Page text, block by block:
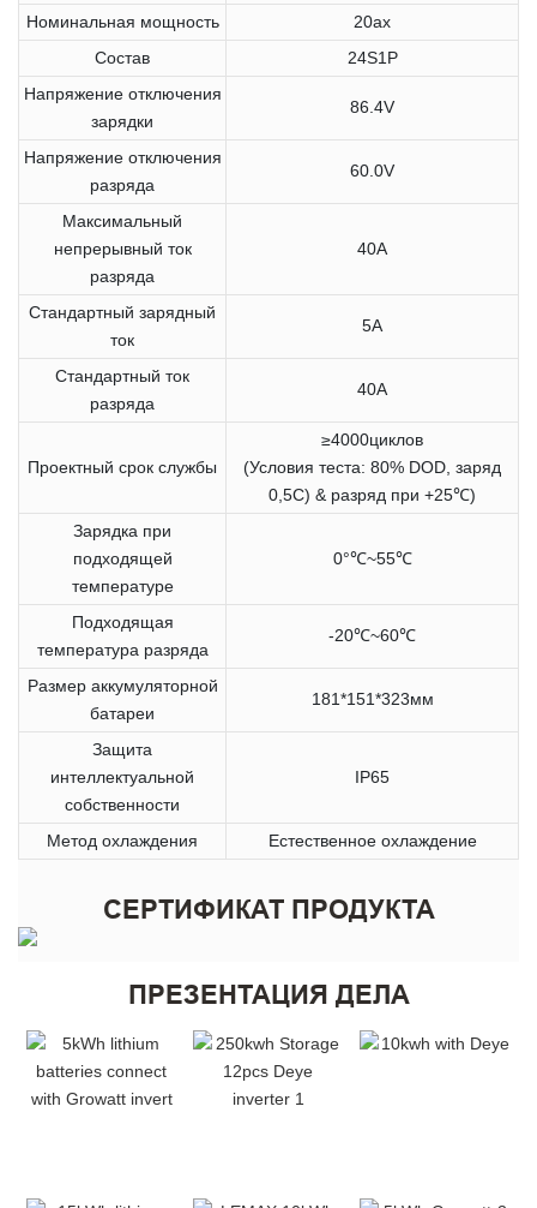
Номинальная мощность
20ах
Состав
24S1P
Напряжение отключения
зарядки
86.4V
Напряжение отключения
разряда
60.0V
Максимальный
непрерывный ток
разряда
40A
Стандартный зарядный
ток
5A
Стандартный ток
разряда
40A
Проектный срок службы
≥4000циклов
(Условия теста: 80% DOD, заряд
0,5C) & разряд при +25℃)
Зарядка при
подходящей
температуре
0°℃~55℃
Подходящая
температура разряда
-20℃~60℃
Размер аккумуляторной
батареи
181*151*323мм
Защита
интеллектуальной
собственности
IP65
Метод охлаждения Естественное охлаждение
СЕРТИФИКАТ ПРОДУКТА
ПРЕЗЕНТАЦИЯ ДЕЛА